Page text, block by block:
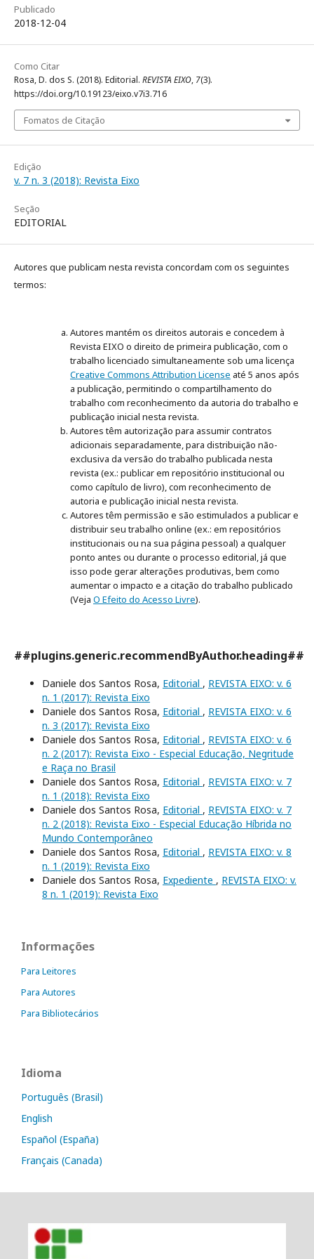
Publicado
2018-12-04
Como Citar
Rosa, D. dos S. (2018). Editorial. REVISTA EIXO, 7(3).
https://doi.org/10.19123/eixo.v7i3.716
Fomatos de Citação
Edição
v. 7 n. 3 (2018): Revista Eixo
Seção
EDITORIAL
Autores que publicam nesta revista concordam com os seguintes
termos:
Autores mantém os direitos autorais e concedem à
Revista EIXO o direito de primeira publicação, com o
trabalho licenciado simultaneamente sob uma licença
Creative Commons Attribution License até 5 anos após
a publicação, permitindo o compartilhamento do
trabalho com reconhecimento da autoria do trabalho e
publicação inicial nesta revista.
Autores têm autorização para assumir contratos
adicionais separadamente, para distribuição não-
exclusiva da versão do trabalho publicada nesta
revista (ex.: publicar em repositório institucional ou
como capítulo de livro), com reconhecimento de
autoria e publicação inicial nesta revista.
Autores têm permissão e são estimulados a publicar e
distribuir seu trabalho online (ex.: em repositórios
institucionais ou na sua página pessoal) a qualquer
ponto antes ou durante o processo editorial, já que
isso pode gerar alterações produtivas, bem como
aumentar o impacto e a citação do trabalho publicado
(Veja O Efeito do Acesso Livre).
##plugins.generic.recommendByAuthor.heading##
Daniele dos Santos Rosa, Editorial , REVISTA EIXO: v. 6
n. 1 (2017): Revista Eixo
Daniele dos Santos Rosa, Editorial , REVISTA EIXO: v. 6
n. 3 (2017): Revista Eixo
Daniele dos Santos Rosa, Editorial , REVISTA EIXO: v. 6
n. 2 (2017): Revista Eixo - Especial Educação, Negritude
e Raça no Brasil
Daniele dos Santos Rosa, Editorial , REVISTA EIXO: v. 7
n. 1 (2018): Revista Eixo
Daniele dos Santos Rosa, Editorial , REVISTA EIXO: v. 7
n. 2 (2018): Revista Eixo - Especial Educação Híbrida no
Mundo Contemporâneo
Daniele dos Santos Rosa, Editorial , REVISTA EIXO: v. 8
n. 1 (2019): Revista Eixo
Daniele dos Santos Rosa, Expediente , REVISTA EIXO: v.
8 n. 1 (2019): Revista Eixo
Informações
Para Leitores
Para Autores
Para Bibliotecários
Idioma
Português (Brasil)
English
Español (España)
Français (Canada)